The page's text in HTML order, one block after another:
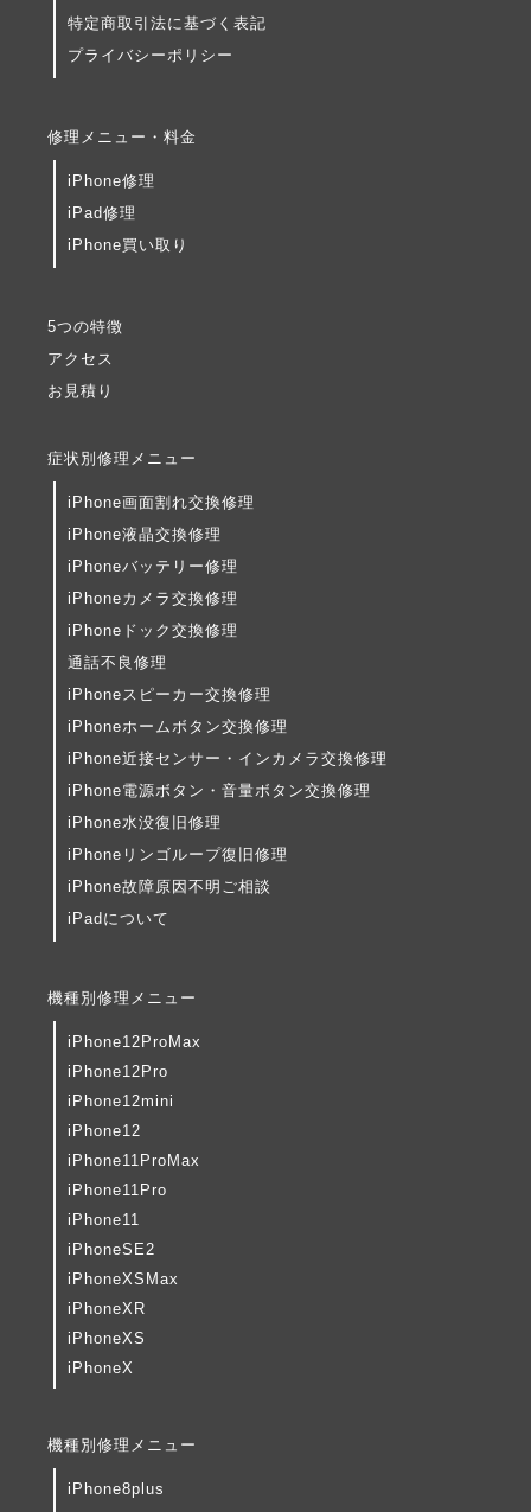
特定商取引法に基づく表記
プライバシーポリシー
修理メニュー・料金
iPhone修理
iPad修理
iPhone買い取り
5つの特徴
アクセス
お見積り
症状別修理メニュー
iPhone画面割れ交換修理
iPhone液晶交換修理
iPhoneバッテリー修理
iPhoneカメラ交換修理
iPhoneドック交換修理
通話不良修理
iPhoneスピーカー交換修理
iPhoneホームボタン交換修理
iPhone近接センサー・インカメラ交換修理
iPhone電源ボタン・音量ボタン交換修理
iPhone水没復旧修理
iPhoneリンゴループ復旧修理
iPhone故障原因不明ご相談
iPadについて
機種別修理メニュー
iPhone12ProMax
iPhone12Pro
iPhone12mini
iPhone12
iPhone11ProMax
iPhone11Pro
iPhone11
iPhoneSE2
iPhoneXSMax
iPhoneXR
iPhoneXS
iPhoneX
機種別修理メニュー
iPhone8plus